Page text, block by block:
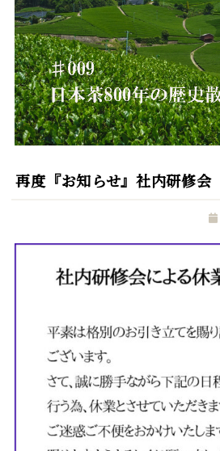
再度『お知らせ』社内研修会